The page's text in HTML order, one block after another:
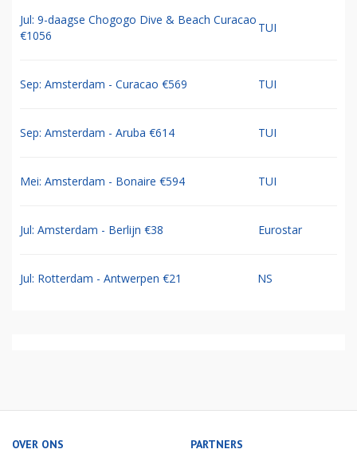
Jul: 9-daagse Chogogo Dive & Beach Curacao
€1056
TUI
Sep: Amsterdam - Curacao €569 TUI
Sep: Amsterdam - Aruba €614 TUI
Mei: Amsterdam - Bonaire €594 TUI
Jul: Amsterdam - Berlijn €38 Eurostar
Jul: Rotterdam - Antwerpen €21 NS
OVER ONS PARTNERS